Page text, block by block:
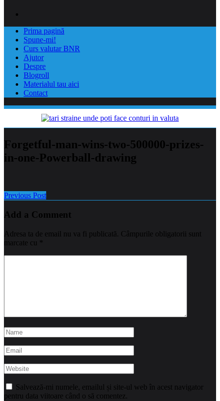
Prima pagină
Spune-mi!
Curs valutar BNR
Ajutor
Despre
Blogroll
Materialul tau aici
Contact
Forgetful-man-wins-two-500000-prizes-
in-one-Powerball-drawing
Previous Post
Add a Comment
Adresa ta de email nu va fi publicată. Câmpurile obligatorii sunt
marcate cu
Salvează-mi numele, emailul și site-ul web în acest navigator
pentru data viitoare când o să comentez.